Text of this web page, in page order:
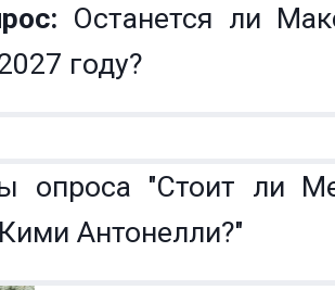
Останется ли
году?
опроса "Стоит ли
Антонелли?"